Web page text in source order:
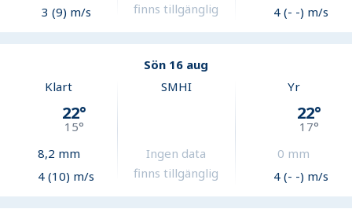
3 (9) m/s
finns tillgänglig
4 (- -) m/s
Sön 16 aug
Klart
22°
15°
8,2 mm
4 (10) m/s
SMHI
Ingen data
finns tillgänglig
Yr
22°
17°
0 mm
4 (- -) m/s